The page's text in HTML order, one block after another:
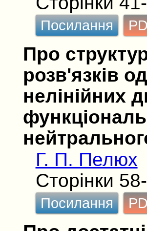
Посилання
Про
розв'язків
нелінійних
Г. П. Пелюх
Сторінки
Посилання